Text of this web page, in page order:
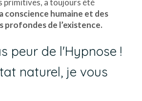
primitives, a toujours été
conscience humaine et des
profondes de l’existence.
peur de l'Hypnose !
naturel, je vous